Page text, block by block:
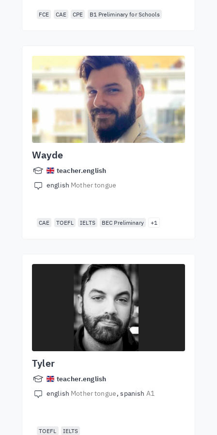
FCE CAE CPE B1 Preliminary for Schools
Wayde
teacher.english
english Mother tongue
CAE TOEFL IELTS BEC Preliminary +1
Tyler
teacher.english
english Mother tongue spanish A1
TOEFL IELTS